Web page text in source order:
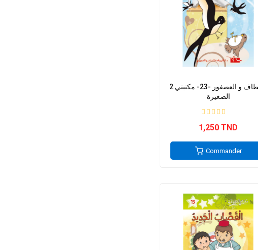
2 الخطاف و العصفور -23- مكتبتي
الصغيرة
1,250 TND
Commander